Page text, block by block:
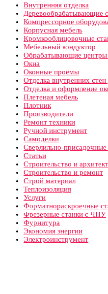
Внутренняя отделка
Деревообрабатывающие
Компрессорное
Корпусная мебель
Кромкооблицовочные
Мебельный кондуктор
Обрабатывающие
Окна
Оконные проёмы
Отделка внутренних
Отделка и оформление
Плетеная мебель
Плотник
Производители
Ремонт техники
Ручной инструмент
Самоделки
Сверлильно-присадочные
Статьи
Строительство и
Строительство и ремонт
Строй материал
Теплоизоляция
Услуги
Форматнораскроечные
Фрезерные станки с ЧПУ
Фурнитура
Экономия энергии
Электроинструмент